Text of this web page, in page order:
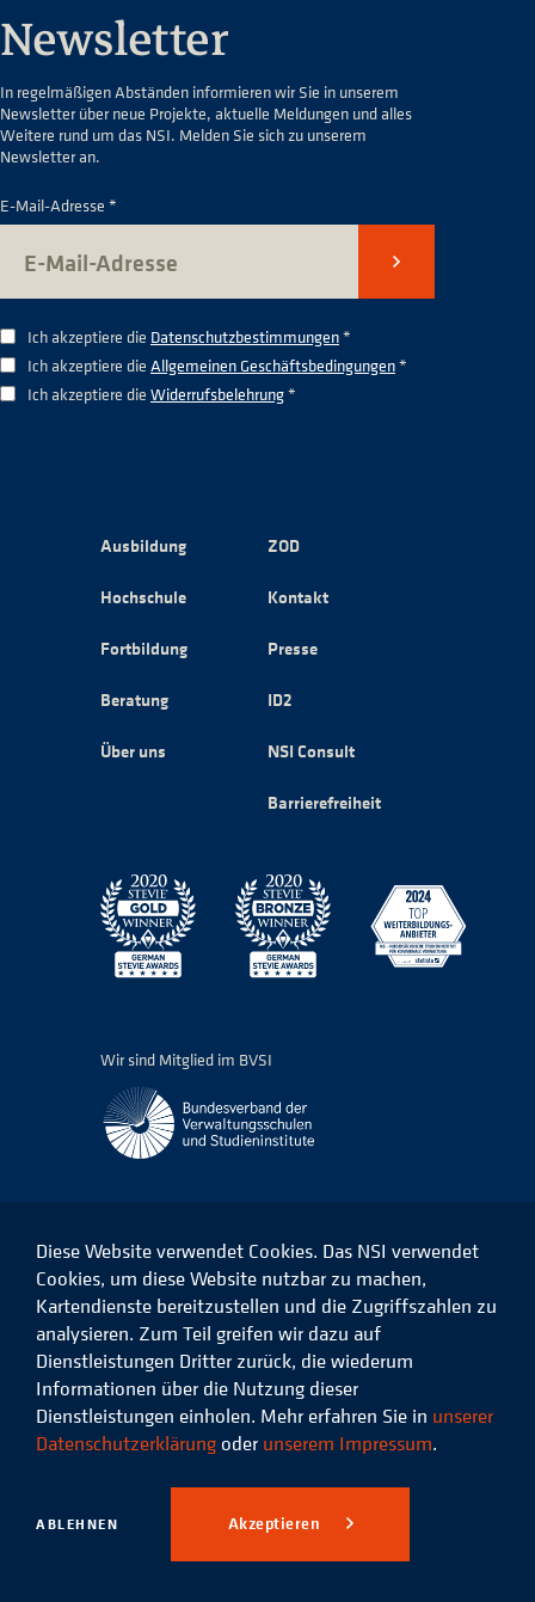
Newsletter
In regelmäßigen Abständen informieren wir Sie in unserem
Newsletter über neue Projekte, aktuelle Meldungen und alles
Weitere rund um das NSI. Melden Sie sich zu unserem
Newsletter an.
E-Mail-Adresse *
Senden
Ich akzeptiere die Datenschutzbestimmungen*
Ich akzeptiere die Allgemeinen Geschäftsbedingungen*
Ich akzeptiere die Widerrufsbelehrung*
Ausbildung
Hochschule
Fortbildung
Beratung
Über uns
ZOD
Kontakt
Presse
ID2
NSI Consult
Barrierefreiheit
Wir sind Mitglied im BVSI
Das
NSI
Facebook
Das
NSI
auf
LinkedIn
Das
NSI
auf
Instagram
Das
Xing
© 2026 Niedersächsisches
Studieninstitut für kommunale
Verwaltung e.V.
Datenschutz Impressum
Diese Website verwendet Cookies. Das NSI verwendet
Cookies, um diese Website nutzbar zu machen,
Kartendienste bereitzustellen und die Zugriffszahlen zu
analysieren. Zum Teil greifen wir dazu auf
Dienstleistungen Dritter zurück, die wiederum
Informationen über die Nutzung dieser
Dienstleistungen einholen. Mehr erfahren Sie in unserer
Datenschutzerklärung oder unserem Impressum.
ABLEHNEN Akzeptieren